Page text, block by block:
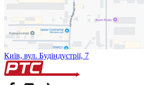
Київ, вул. Будіндустрії, 7